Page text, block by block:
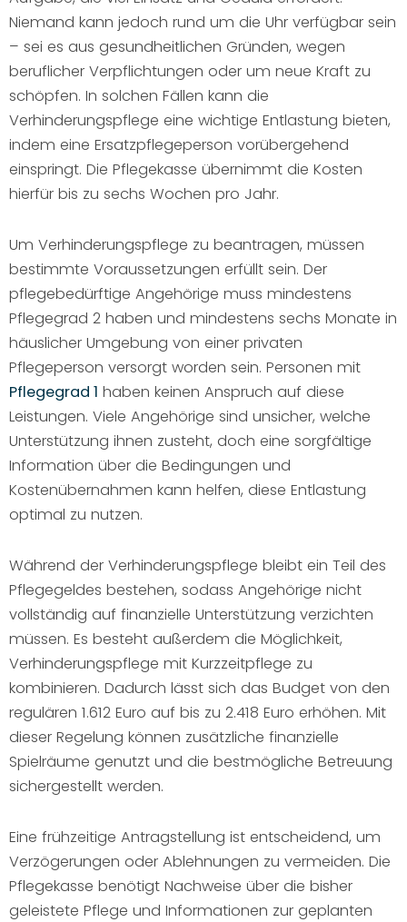
Niemand kann jedoch rund um die Uhr verfügbar sein
– sei es aus gesundheitlichen Gründen, wegen
beruflicher Verpflichtungen oder um neue Kraft zu
schöpfen. In solchen Fällen kann die
Verhinderungspflege eine wichtige Entlastung bieten,
indem eine Ersatzpflegeperson vorübergehend
einspringt. Die Pflegekasse übernimmt die Kosten
hierfür bis zu sechs Wochen pro Jahr.
Um Verhinderungspflege zu beantragen, müssen
bestimmte Voraussetzungen erfüllt sein. Der
pflegebedürftige Angehörige muss mindestens
Pflegegrad 2 haben und mindestens sechs Monate in
häuslicher Umgebung von einer privaten
Pflegeperson versorgt worden sein. Personen mit
Pflegegrad 1 haben keinen Anspruch auf diese
Leistungen. Viele Angehörige sind unsicher, welche
Unterstützung ihnen zusteht, doch eine sorgfältige
Information über die Bedingungen und
Kostenübernahmen kann helfen, diese Entlastung
optimal zu nutzen.
Während der Verhinderungspflege bleibt ein Teil des
Pflegegeldes bestehen, sodass Angehörige nicht
vollständig auf finanzielle Unterstützung verzichten
müssen. Es besteht außerdem die Möglichkeit,
Verhinderungspflege mit Kurzzeitpflege zu
kombinieren. Dadurch lässt sich das Budget von den
regulären 1.612 Euro auf bis zu 2.418 Euro erhöhen. Mit
dieser Regelung können zusätzliche finanzielle
Spielräume genutzt und die bestmögliche Betreuung
sichergestellt werden.
Eine frühzeitige Antragstellung ist entscheidend, um
Verzögerungen oder Ablehnungen zu vermeiden. Die
Pflegekasse benötigt Nachweise über die bisher
geleistete Pflege und Informationen zur geplanten